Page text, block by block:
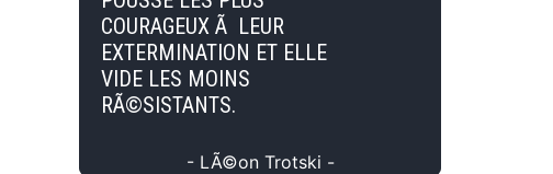
COURAGEUX Ã LEUR
EXTERMINATION ET ELLE
VIDE LES MOINS
RÃ©SISTANTS.
- LÃ©on Trotski -